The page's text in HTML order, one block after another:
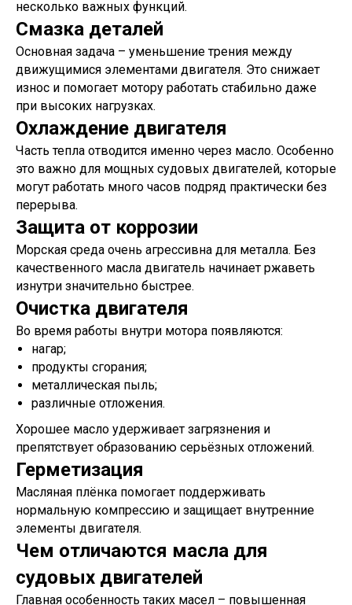
несколько важных функций.
Смазка деталей
Основная задача – уменьшение трения между
движущимися элементами двигателя. Это снижает
износ и помогает мотору работать стабильно даже
при высоких нагрузках.
Охлаждение двигателя
Часть тепла отводится именно через масло. Особенно
это важно для мощных судовых двигателей, которые
могут работать много часов подряд практически без
перерыва.
Защита от коррозии
Морская среда очень агрессивна для металла. Без
качественного масла двигатель начинает ржаветь
изнутри значительно быстрее.
Очистка двигателя
Во время работы внутри мотора появляются:
нагар;
продукты сгорания;
металлическая пыль;
различные отложения.
Хорошее масло удерживает загрязнения и
препятствует образованию серьёзных отложений.
Герметизация
Масляная плёнка помогает поддерживать
нормальную компрессию и защищает внутренние
элементы двигателя.
Чем отличаются масла для
судовых двигателей
Главная особенность таких масел – повышенная